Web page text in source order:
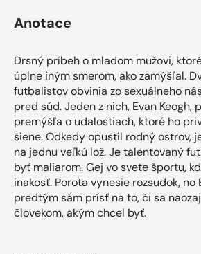
Anotace
Drsný príbeh o mladom mužovi,
úplne iným smerom, ako zamýšľal.
futbalistov obvinia zo sexuálneho
pred súd. Jeden z nich, Evan Keogh,
premýšľa o udalostiach, ktoré ho
siene. Odkedy opustil rodný ostrov,
na jednu veľkú lož. Je talentovaný
byť maliarom. Gej vo svete športu,
inakosť. Porota vynesie rozsudok, no
predtým sám prísť na to, či sa
človekom, akým chcel byť.